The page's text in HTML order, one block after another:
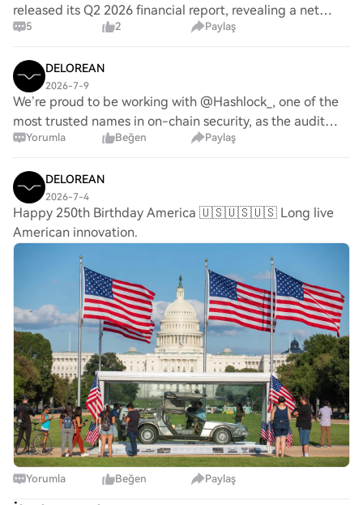
released its Q2 2026 financial report, revealing a net
operating profit of approximately $1.5 billion and a
5 2 Paylaş
DELOREAN
2026-7-9
We’re proud to be working with @Hashlock_, one of the
most trusted names in on-chain security, as the audit
partner for DeLorean Labs’ staking and governance
Yorumla Beğen Paylaş
DELOREAN
2026-7-4
Happy 250th Birthday America 🇺🇸🇺🇸🇺🇸 Long live
American innovation.
Yorumla Beğen Paylaş